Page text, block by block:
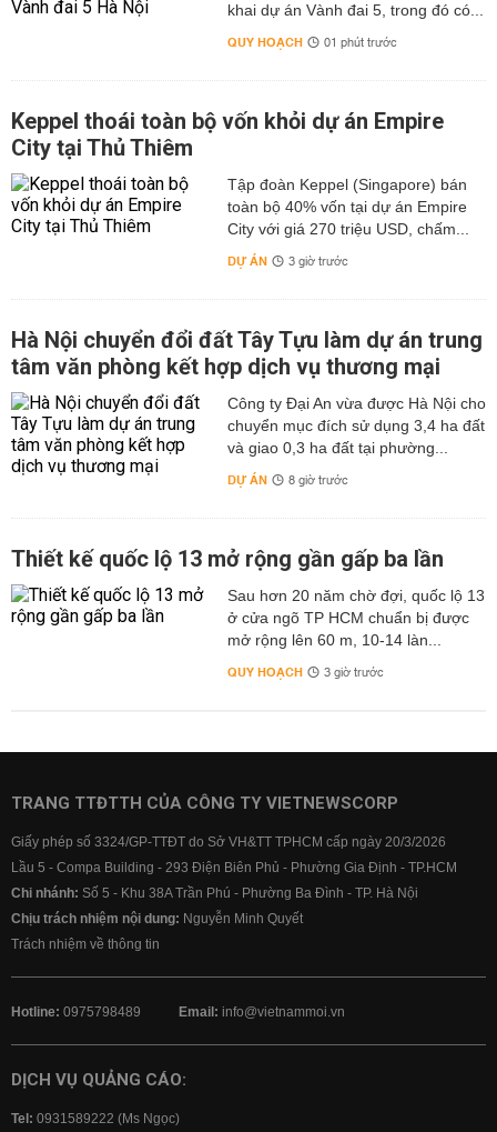
khai dự án Vành đai 5, trong đó có...
QUY HOẠCH 01 phút trước
Keppel thoái toàn bộ vốn khỏi dự án Empire
City tại Thủ Thiêm
Tập đoàn Keppel (Singapore) bán
toàn bộ 40% vốn tại dự án Empire
City với giá 270 triệu USD, chấm...
DỰ ÁN 3 giờ trước
Hà Nội chuyển đổi đất Tây Tựu làm dự án trung
tâm văn phòng kết hợp dịch vụ thương mại
Công ty Đại An vừa được Hà Nội cho
chuyển mục đích sử dụng 3,4 ha đất
và giao 0,3 ha đất tại phường...
DỰ ÁN 8 giờ trước
Thiết kế quốc lộ 13 mở rộng gần gấp ba lần
Sau hơn 20 năm chờ đợi, quốc lộ 13
ở cửa ngõ TP HCM chuẩn bị được
mở rộng lên 60 m, 10-14 làn...
QUY HOẠCH 3 giờ trước
TRANG TTĐTTH CỦA CÔNG TY VIETNEWSCORP
Giấy phép số 3324/GP-TTĐT do Sở VH&TT TPHCM cấp ngày 20/3/2026
Lầu 5 - Compa Building - 293 Điện Biên Phủ - Phường Gia Định - TP.HCM
Chi nhánh: Số 5 - Khu 38A Trần Phú - Phường Ba Đình - TP. Hà Nội
Chịu trách nhiệm nội dung: Nguyễn Minh Quyết
Trách nhiệm về thông tin
Hotline: 0975798489 Email: info@vietnammoi.vn
DỊCH VỤ QUẢNG CÁO:
Tel: 0931589222 (Ms Ngọc)